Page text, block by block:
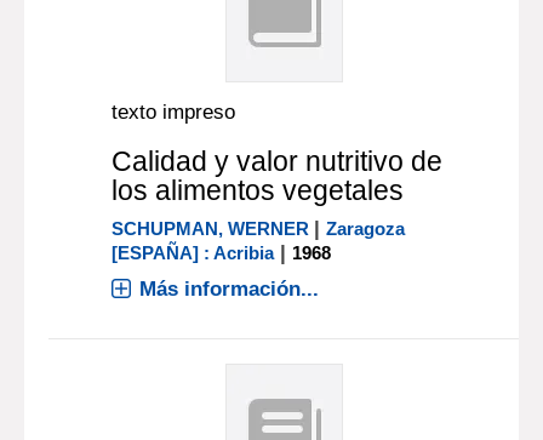
texto impreso
Calidad y valor nutritivo de
los alimentos vegetales
SCHUPMAN, WERNER |Zaragoza
[ESPAÑA] : Acribia| 1968
Más información...